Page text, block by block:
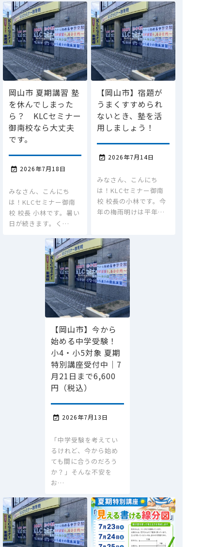
岡山市 夏期講習 塾
を休んでしまった
ら？ KLCセミナー
御南校なら大丈夫
です。
 2026年7月18日
みなさん、こんにち
は！KLCセミナー御南
校 校長 小林です。暑い
日が続きます。く…
【岡山市】宿題が
うまくすすめられ
ないとき、塾を活
用しましょう！
 2026年7月14日
みなさん、こんにち
は！KLCセミナー御南
校 校長の小林です。今
年の梅雨明けは平年…
【岡山市】今から
始める中学受験！
小4・小5対象 夏期
特別講座受付中｜7
月21日まで6,600
円（税込）
 2026年7月13日
「中学受験を考えてい
るけれど、今から始め
ても間に合うのだろう
か？」そんな不安を
お…